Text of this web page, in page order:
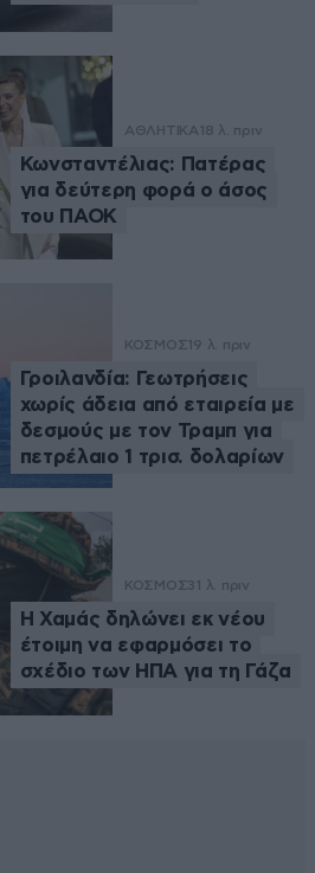
ΑΘΛΗΤΙΚΑ 18 λ. πριν
Κωνσταντέλιας: Πατέρας
για δεύτερη φορά ο άσος
του ΠΑΟΚ
ΚΟΣΜΟΣ 19 λ. πριν
Γροιλανδία: Γεωτρήσεις
χωρίς άδεια από εταιρεία με
δεσμούς με τον Τραμπ για
πετρέλαιο 1 τρισ. δολαρίων
ΚΟΣΜΟΣ31 λ. πριν
Η Χαμάς δηλώνει εκ νέου
έτοιμη να εφαρμόσει το
σχέδιο των ΗΠΑ για τη Γάζα